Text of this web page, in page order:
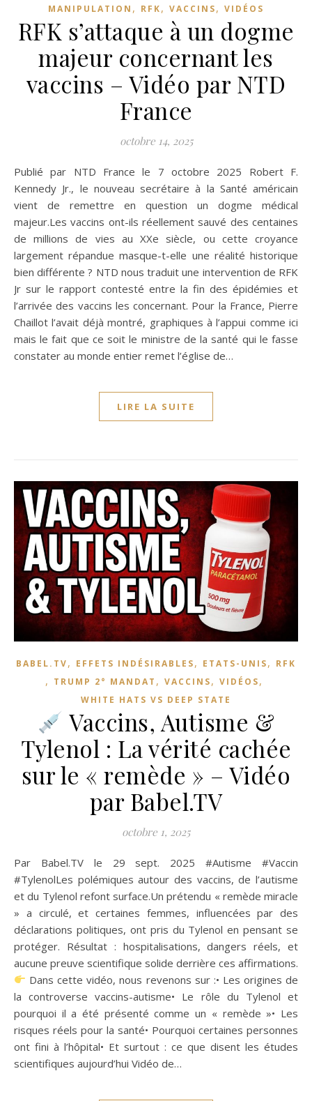
MANIPULATION , RFK, VACCINS, VIDÉOS
RFK s’attaque à un dogme
majeur concernant les
vaccins – Vidéo par NTD
France
octobre 14, 2025
Publié par NTD France le 7 octobre 2025 Robert F.
Kennedy Jr., le nouveau secrétaire à la Santé américain
vient de remettre en question un dogme médical
majeur.Les vaccins ont-ils réellement sauvé des centaines
de millions de vies au XXe siècle, ou cette croyance
largement répandue masque-t-elle une réalité historique
bien différente ? NTD nous traduit une intervention de RFK
Jr sur le rapport contesté entre la fin des épidémies et
l’arrivée des vaccins les concernant. Pour la France, Pierre
Chaillot l’avait déjà montré, graphiques à l’appui comme ici
mais le fait que ce soit le ministre de la santé qui le fasse
constater au monde entier remet l’église de…
LIRE LA SUITE
BABEL.TV, EFFETS INDÉSIRABLES, ETATS-UNIS, RFK
, TRUMP 2° MANDAT , VACCINS, VIDÉOS,
WHITE HATS VS DEEP STATE
Vaccins, Autisme &
Tylenol : La vérité cachée
sur le « remède » – Vidéo
par Babel.TV
octobre 1, 2025
Par Babel.TV le 29 sept. 2025 #Autisme #Vaccin
#TylenolLes polémiques autour des vaccins, de l’autisme
et du Tylenol refont surface.Un prétendu « remède miracle
» a circulé, et certaines femmes, influencées par des
déclarations politiques, ont pris du Tylenol en pensant se
protéger. Résultat : hospitalisations, dangers réels, et
aucune preuve scientifique solide derrière ces affirmations.
Dans cette vidéo, nous revenons sur :• Les origines de
la controverse vaccins-autisme• Le rôle du Tylenol et
pourquoi il a été présenté comme un « remède »• Les
risques réels pour la santé• Pourquoi certaines personnes
ont fini à l’hôpital• Et surtout : ce que disent les études
scientifiques aujourd’hui Vidéo de…